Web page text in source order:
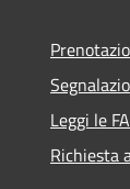
Leggi le
Richiesta